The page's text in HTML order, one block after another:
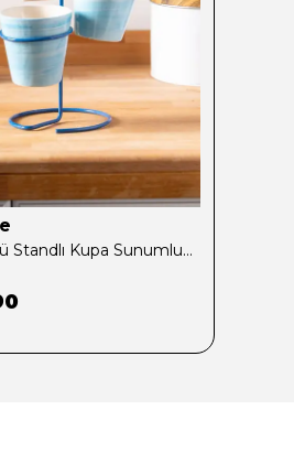
Mocha 3 Lü Standlı Kupa Sunumluk Mavi